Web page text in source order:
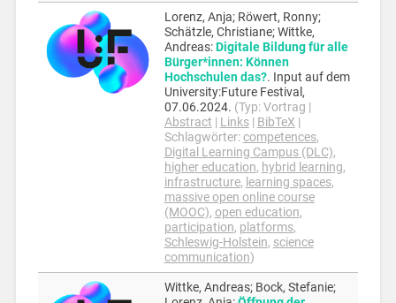
Lorenz, Anja; Röwert, Ronny;
Schätzle, Christiane; Wittke,
Andreas:Digitale Bildung für alle
Bürger*innen: Können
Hochschulen das?. Input auf dem
University:Future Festival,
07.06.2024. (Typ:Vortrag |
Abstract | Links| BibTeX |
Schlagwörter:competences,
Digital Learning Campus (DLC),
higher education, hybrid learning,
infrastructure, learning spaces,
massive open online course
(MOOC), open education,
participation, platforms,
Schleswig-Holstein, science
communication)
Wittke, Andreas; Bock, Stefanie;